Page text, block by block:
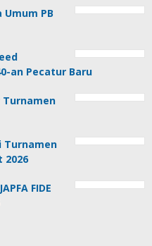
PB
an Pecatur Baru
Turnamen
Turnamen
2026
FIDE